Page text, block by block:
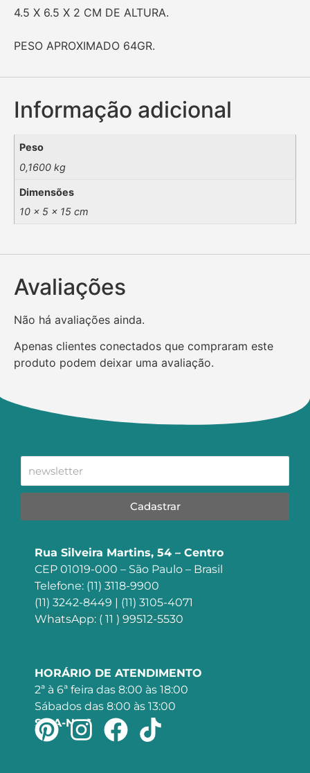
4.5 X 6.5 X 2 CM DE ALTURA.
PESO APROXIMADO 64GR.
Informação adicional
Peso
0,1600 kg
Dimensões
10 × 5 × 15 cm
Avaliações
Não há avaliações ainda.
Apenas clientes conectados que compraram este
produto podem deixar uma avaliação.
Cadastrar
Rua Silveira Martins, 54 – Centro
CEP 01019-000 – São Paulo – Brasil
Telefone: (11) 3118-9900
(11) 3242-8449 | (11) 3105-4071
WhatsApp: ( 11 ) 99512-5530
HORÁRIO DE ATENDIMENTO
2ª à 6ª feira das 8:00 às 18:00
Sábados das 8:00 às 13:00
SIGA-NOS